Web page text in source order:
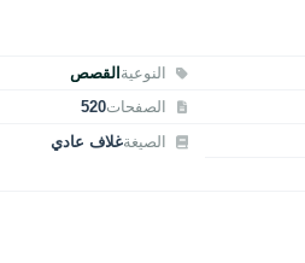
النوعية القصص
الصفحات520
الصيغةغلاف عادي